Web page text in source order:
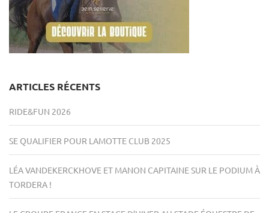
ARTICLES RÉCENTS
RIDE&FUN 2026
SE QUALIFIER POUR LAMOTTE CLUB 2025
LÉA VANDEKERCKHOVE ET MANON CAPITAINE SUR LE PODIUM À
TORDERA !